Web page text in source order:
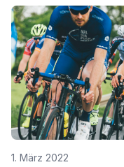
1. März 2022